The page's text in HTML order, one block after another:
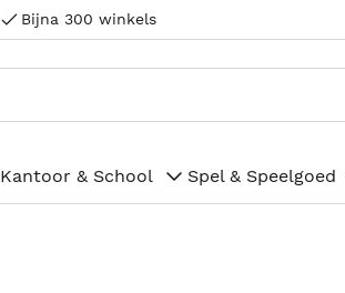
Bijna 300 winkels
Kantoor & School Spel & Speelgoed